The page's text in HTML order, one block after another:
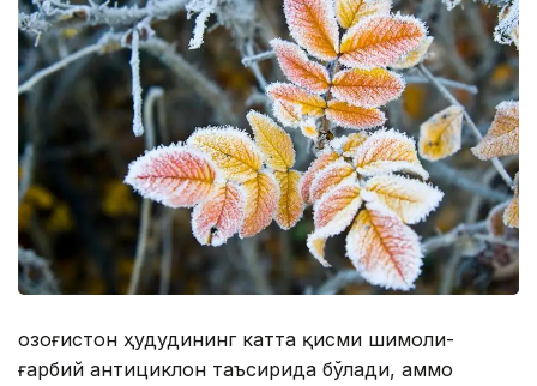
Қозоғистон ҳудудининг катта қисми шимоли-
ғарбий антициклон таъсирида бўлади, аммо